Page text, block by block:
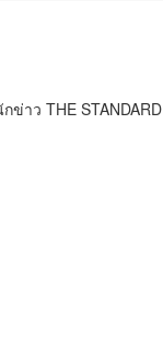
าว THE STANDARD